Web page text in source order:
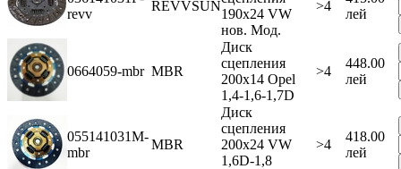
revv
REVVSUN
190x24 VW
нов. Мод.
>4
лей
0664059-mbr MBR
Диск
сцепления
200x14 Opel
1,4-1,6-1,7D
>4
448.00
лей
055141031M-
mbr
MBR
Диск
сцепления
200x24 VW
1,6D-1,8
>4
418.00
лей